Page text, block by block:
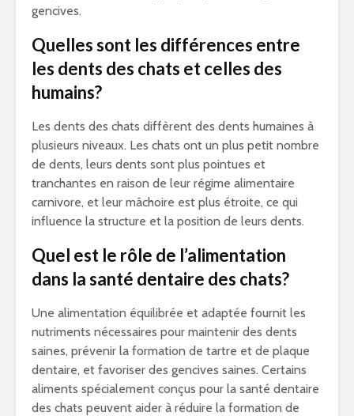
gencives.
Quelles sont les différences entre
les dents des chats et celles des
humains?
Les dents des chats diffèrent des dents humaines à
plusieurs niveaux. Les chats ont un plus petit nombre
de dents, leurs dents sont plus pointues et
tranchantes en raison de leur régime alimentaire
carnivore, et leur mâchoire est plus étroite, ce qui
influence la structure et la position de leurs dents.
Quel est le rôle de l’alimentation
dans la santé dentaire des chats?
Une alimentation équilibrée et adaptée fournit les
nutriments nécessaires pour maintenir des dents
saines, prévenir la formation de tartre et de plaque
dentaire, et favoriser des gencives saines. Certains
aliments spécialement conçus pour la santé dentaire
des chats peuvent aider à réduire la formation de